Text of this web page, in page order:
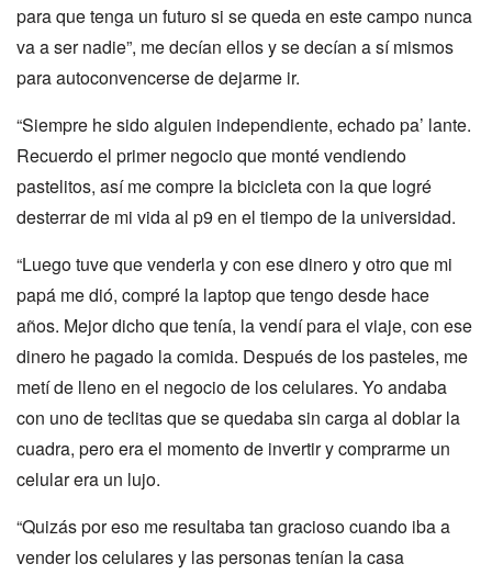
para que tenga un futuro si se queda en este campo nunca
va a ser nadie”, me decían ellos y se decían a sí mismos
para autoconvencerse de dejarme ir.
“Siempre he sido alguien independiente, echado pa’ lante.
Recuerdo el primer negocio que monté vendiendo
pastelitos, así me compre la bicicleta con la que logré
desterrar de mi vida al p9 en el tiempo de la universidad.
“Luego tuve que venderla y con ese dinero y otro que mi
papá me dió, compré la laptop que tengo desde hace
años. Mejor dicho que tenía, la vendí para el viaje, con ese
dinero he pagado la comida. Después de los pasteles, me
metí de lleno en el negocio de los celulares. Yo andaba
con uno de teclitas que se quedaba sin carga al doblar la
cuadra, pero era el momento de invertir y comprarme un
celular era un lujo.
“Quizás por eso me resultaba tan gracioso cuando iba a
vender los celulares y las personas tenían la casa